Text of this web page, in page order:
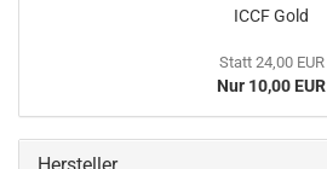
ICCF Gold
Statt 24,00 EUR
Nur 10,00 EUR